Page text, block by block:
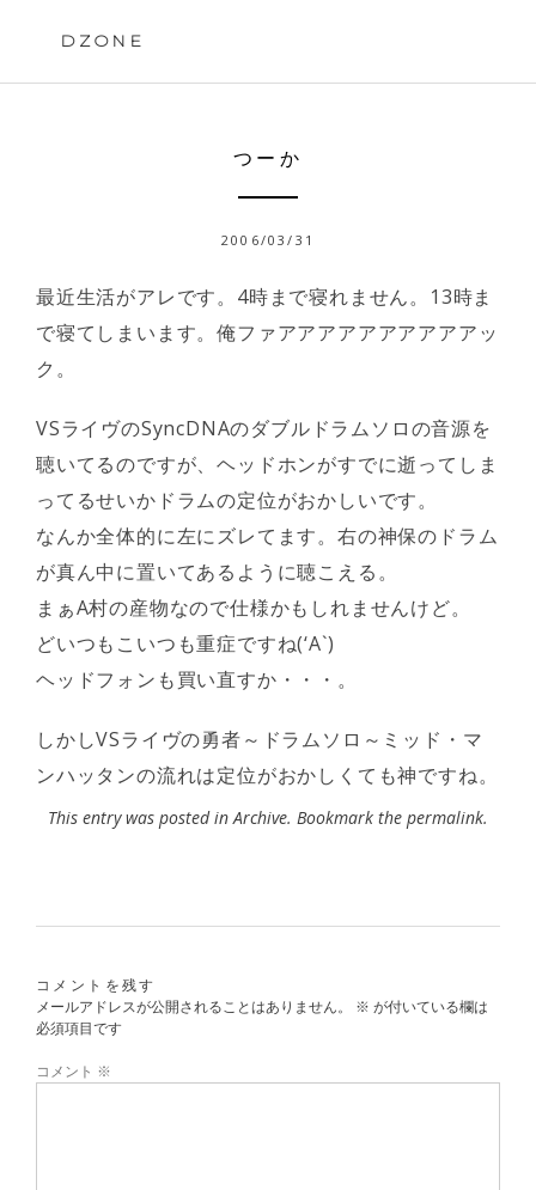
DZONE
つーか
2006/03/31
最近生活がアレです。4時まで寝れません。13時ま
で寝てしまいます。俺ファアアアアアアアアアアッ
ク。
VSライヴのSyncDNAのダブルドラムソロの音源を
聴いてるのですが、ヘッドホンがすでに逝ってしま
ってるせいかドラムの定位がおかしいです。
なんか全体的に左にズレてます。右の神保のドラム
が真ん中に置いてあるように聴こえる。
まぁA村の産物なので仕様かもしれませんけど。
どいつもこいつも重症ですね(‘A`)
ヘッドフォンも買い直すか・・・。
しかしVSライヴの勇者～ドラムソロ～ミッド・マ
ンハッタンの流れは定位がおかしくても神ですね。
This entry was posted inArchive. Bookmark the permalink.
コメントを残す
メールアドレスが公開されることはありません。
※ が付いている欄は
必須項目です
コメント ※